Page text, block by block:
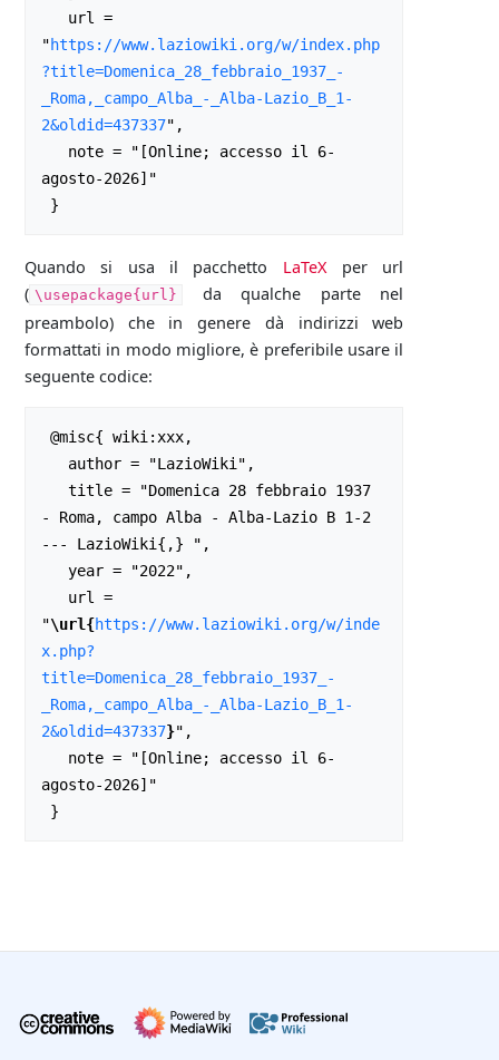
"https://www.laziowiki.org/w/index.php
?title=Domenica_28_febbraio_1937_-
_Roma,_campo_Alba_-_Alba-Lazio_B_1-
2&oldid=437337",
agosto-2026]"
Quando si usa il pacchetto LaTeXper url
( \usepackage{url}
da qualche parte nel
preambolo) che in genere dà indirizzi web
formattati in modo migliore, è preferibile usare il
seguente codice:
- Roma, campo Alba - Alba-Lazio B 1-2
--- LazioWiki{,} ",
"\url{https://www.laziowiki.org/w/inde
x.php?
title=Domenica_28_febbraio_1937_-
_Roma,_campo_Alba_-_Alba-Lazio_B_1-
2&oldid=437337}",
agosto-2026]"